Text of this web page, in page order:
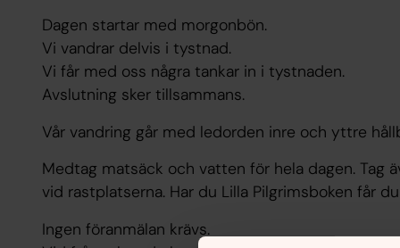
Dagen startar med morgonbön.
Vi vandrar delvis i tystnad.
Vi får med oss några tankar in i tystnaden.
Avslutning sker tillsammans.
Vår vandring går med ledorden inre och yttre
Medtag matsäck och vatten för hela dagen. Tag
vid rastplatserna. Har du Lilla Pilgrimsboken får
Ingen föranmälan krävs.